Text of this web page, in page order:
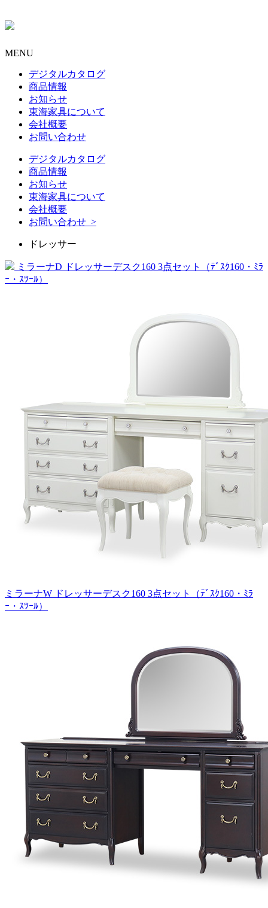
MENU
デジタルカタログ
商品情報
お知らせ
東海家具について
会社概要
お問い合わせ
デジタルカタログ
商品情報
お知らせ
東海家具について
会社概要
お問い合わせ >
ドレッサー
ミラーナD ドレッサーデスク160 3点セット（ﾃﾞｽｸ160・ﾐﾗ
ｰ・ｽﾂｰﾙ）
ミラーナW ドレッサーデスク160 3点セット（ﾃﾞｽｸ160・ﾐﾗ
ｰ・ｽﾂｰﾙ）